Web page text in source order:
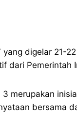
digelar 21-
dari Pemerintah
merupakan
bersama